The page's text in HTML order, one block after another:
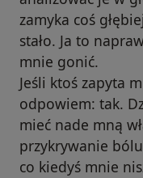
zamyka coś
stało. Ja to
mnie gonić.
Jeśli ktoś zapyta
odpowiem: tak.
mieć nade mną
przykrywanie
co kiedyś mnie